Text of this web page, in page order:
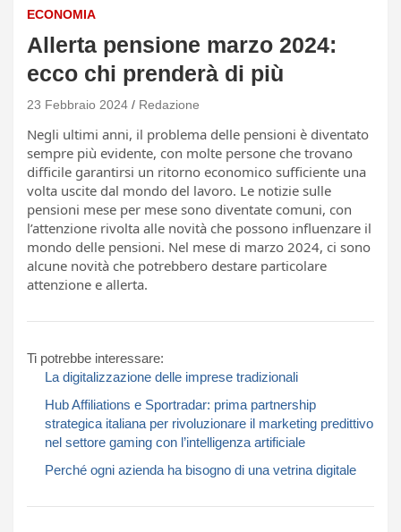
ECONOMIA
Allerta pensione marzo 2024:
ecco chi prenderà di più
23 Febbraio 2024 Redazione
Negli ultimi anni, il problema delle pensioni è diventato
sempre più evidente, con molte persone che trovano
difficile garantirsi un ritorno economico sufficiente una
volta uscite dal mondo del lavoro. Le notizie sulle
pensioni mese per mese sono diventate comuni, con
l’attenzione rivolta alle novità che possono influenzare il
mondo delle pensioni. Nel mese di marzo 2024, ci sono
alcune novità che potrebbero destare particolare
attenzione e allerta.
Ti potrebbe interessare:
La digitalizzazione delle imprese tradizionali
Hub Affiliations e Sportradar: prima partnership
strategica italiana per rivoluzionare il marketing predittivo
nel settore gaming con l’intelligenza artificiale
Perché ogni azienda ha bisogno di una vetrina digitale